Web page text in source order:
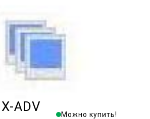
ADV
Можно купить!